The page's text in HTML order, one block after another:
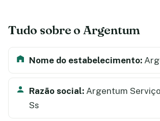
Tudo sobre o Argentum
Nome do estabelecimento:
Razão social: Argentum
Ss